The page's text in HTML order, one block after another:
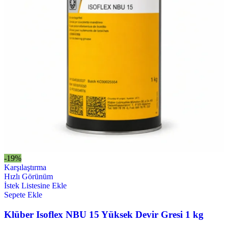
-19%
Karşılaştırma
Hızlı Görünüm
İstek Listesine Ekle
Sepete Ekle
Klüber Isoflex NBU 15 Yüksek Devir Gresi 1 kg